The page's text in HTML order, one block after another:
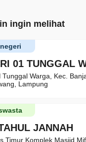
ingin melihat
01 TUNGGAL
negeri
Tunggal Warga, Kec.
Lampung
JANNAH
Timur Komplek Masjid